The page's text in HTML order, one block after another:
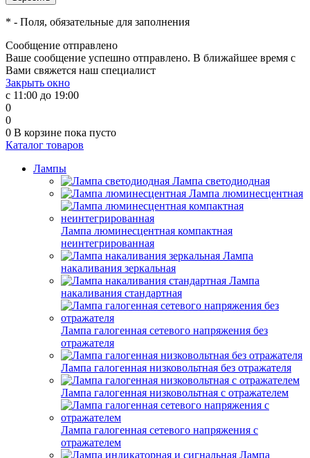
* - Поля, обязательные для заполнения
Сообщение отправлено
Ваше сообщение успешно отправлено. В ближайшее время с
Вами свяжется наш специалист
Закрыть окно
с 11:00 до 19:00
0
0
0 В корзине пока пусто
Каталог товаров
Лампы
Лампа светодиодная
Лампа люминесцентная
Лампа люминесцентная компактная
неинтегрированная
Лампа
накаливания зеркальная
Лампа
накаливания стандартная
Лампа галогенная сетевого напряжения без
отражателя
Лампа галогенная низковольтная без отражателя
Лампа галогенная низковольтная с отражателем
Лампа галогенная сетевого напряжения с
отражателем
Лампа